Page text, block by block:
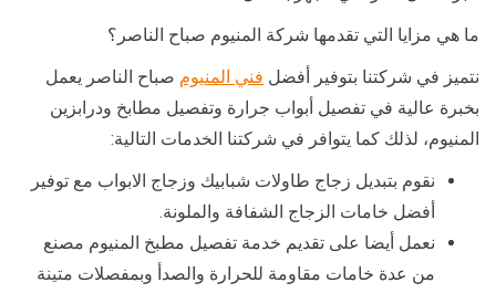
ما هي مزايا التي تقدمها شركة المنيوم صباح الناصر؟
نتميز في شركتنا بتوفير أفضل فني المنيوم صباح الناصر يعمل
بخبرة عالية في تفصيل أبواب جرارة وتفصيل مطابخ ودرابزين
المنيوم، لذلك كما يتوافر في شركتنا الخدمات التالية:
نقوم بتبديل زجاج طاولات شبابيك وزجاج الابواب مع توفير
أفضل خامات الزجاج الشفافة والملونة.
نعمل أيضا على تقديم خدمة تفصيل مطبخ المنيوم مصنع
من عدة خامات مقاومة للحرارة والصدأ وبمفصلات متينة